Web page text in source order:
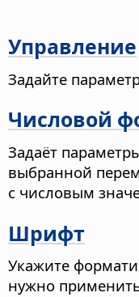
Управление
Задайте
Числовой
Задаёт
выбранной
с числовым
Шрифт
Укажите
нужно